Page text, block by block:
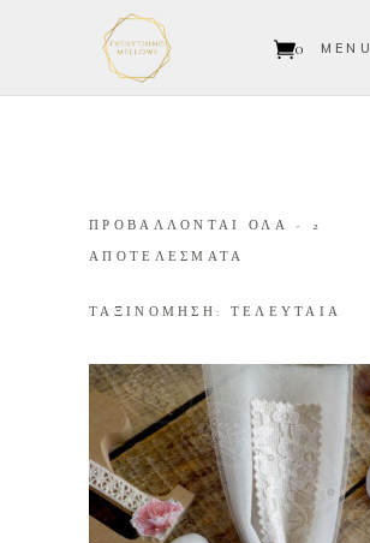
0 MENU
ΠΡΟΒΑΛΛΟΝΤΑΙ ΟΛΑ - 2
ΑΠΟΤΕΛΕΣΜΑΤΑ
LATEST
ΤΑΞΙΝΟΜΗΣΗ: ΤΕΛΕΥΤΑΙΑ